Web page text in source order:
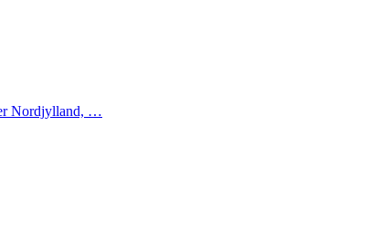
Nordjylland, …